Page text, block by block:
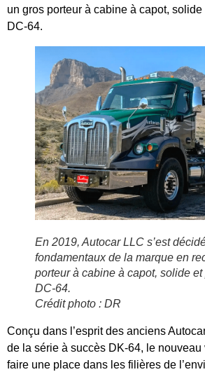
un gros porteur à cabine à capot,
DC-64.
En 2019, Autocar LLC s’est
fondamentaux de la marque en
porteur à cabine à capot, solide
DC-64.
Crédit photo : DR
Conçu dans l’esprit des anciens
de la série à succès DK-64, le nouveau
faire une place dans les filières de